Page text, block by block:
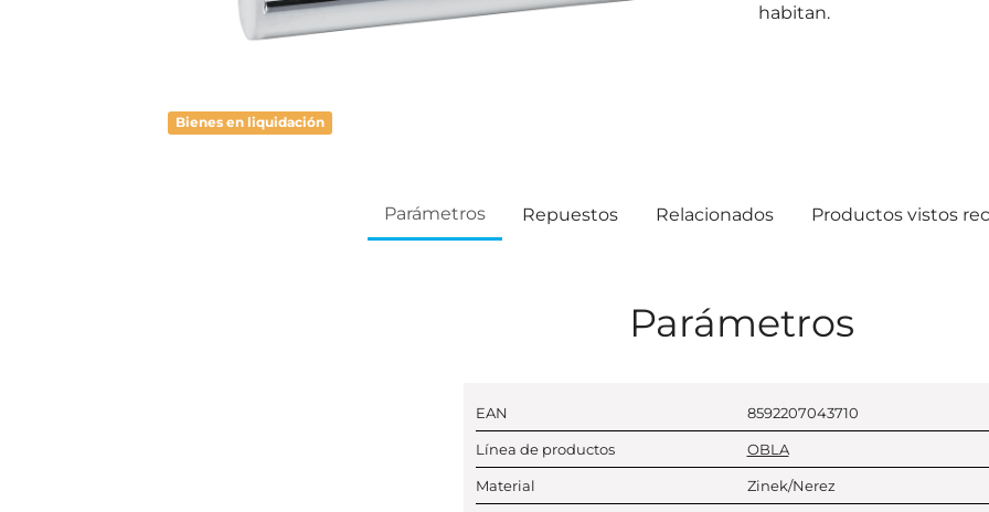
Bienes en liquidación
habitan.
Parámetros Repuestos Relacionados Productos vistos
Parámetros
EAN 8592207043710
Línea de productos OBLA
Material Zinek/Nerez